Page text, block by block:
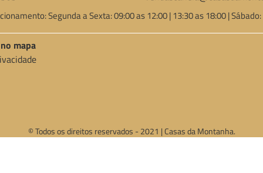
Segunda a Sexta: 09:00 as 12:00 | 13:30 as 18:00 |
mapa
© Todos os direitos reservados - 2021 | Casas da Montanha.